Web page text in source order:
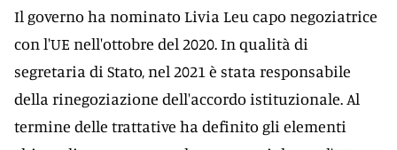
Il governo ha nominato Livia Leu capo negoziatrice
con l'UE nell'ottobre del 2020. In qualità di
segretaria di Stato, nel 2021 è stata responsabile
della rinegoziazione dell'accordo istituzionale. Al
termine delle trattative ha definito gli elementi